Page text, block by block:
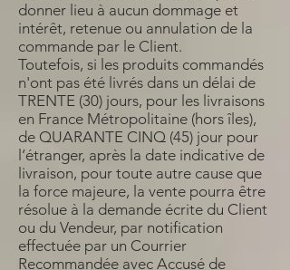
donner lieu à aucun dommage et
intérêt, retenue ou annulation de la
commande par le Client.
Toutefois, si les produits commandés
n'ont pas été livrés dans un délai de
TRENTE (30) jours, pour les livraisons
en France Métropolitaine (hors îles),
de QUARANTE CINQ (45) jour pour
l’étranger, après la date indicative de
livraison, pour toute autre cause que
la force majeure, la vente pourra être
résolue à la demande écrite du Client
ou du Vendeur, par notification
effectuée par un Courrier
Recommandée avec Accusé de